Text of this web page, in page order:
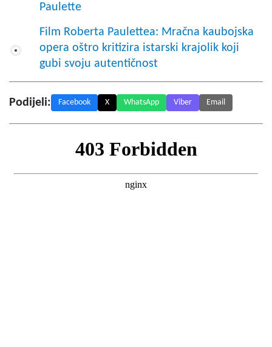
Paulette
Film Roberta Paulettea: Mračna kaubojska
opera oštro kritizira istarski krajolik koji
gubi svoju autentičnost
Podijeli: Facebook X WhatsApp Viber Email